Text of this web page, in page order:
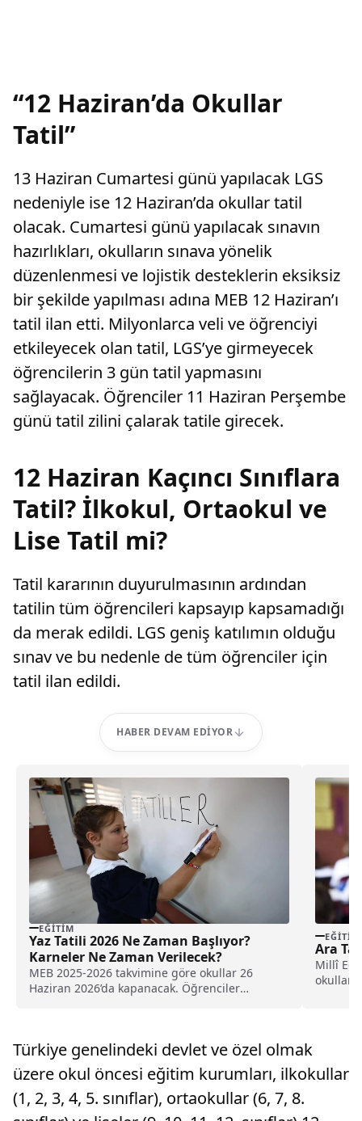
“12 Haziran’da Okullar
Tatil”
13 Haziran Cumartesi günü yapılacak LGS
nedeniyle ise 12 Haziran’da okullar tatil
olacak. Cumartesi günü yapılacak sınavın
hazırlıkları, okulların sınava yönelik
düzenlenmesi ve lojistik desteklerin eksiksiz
bir şekilde yapılması adına MEB 12 Haziran’ı
tatil ilan etti. Milyonlarca veli ve öğrenciyi
etkileyecek olan tatil, LGS’ye girmeyecek
öğrencilerin 3 gün tatil yapmasını
sağlayacak. Öğrenciler 11 Haziran Perşembe
günü tatil zilini çalarak tatile girecek.
12 Haziran Kaçıncı Sınıflara
Tatil? İlkokul, Ortaokul ve
Lise Tatil mi?
Tatil kararının duyurulmasının ardından
tatilin tüm öğrencileri kapsayıp kapsamadığı
da merak edildi. LGS geniş katılımın olduğu
sınav ve bu nedenle de tüm öğrenciler için
tatil ilan edildi.
HABER DEVAM EDIYOR
EĞITIM
Yaz Tatili 2026 Ne Zaman Başlıyor?
Karneler Ne Zaman Verilecek?
MEB 2025-2026 takvimine göre okullar 26
Haziran 2026’da kapanacak. Öğrenciler
EĞITIM
Ara
Millî
Türkiye genelindeki devlet ve özel olmak
üzere okul öncesi eğitim kurumları, ilkokullar
(1, 2, 3, 4, 5. sınıflar), ortaokullar (6, 7, 8.